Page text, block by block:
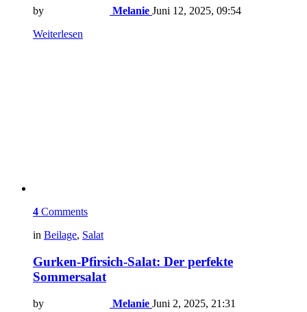
by Melanie Juni 12, 2025, 09:54
Weiterlesen
4 Comments
in Beilage, Salat
Gurken-Pfirsich-Salat: Der perfekte
Sommersalat
by Melanie Juni 2, 2025, 21:31